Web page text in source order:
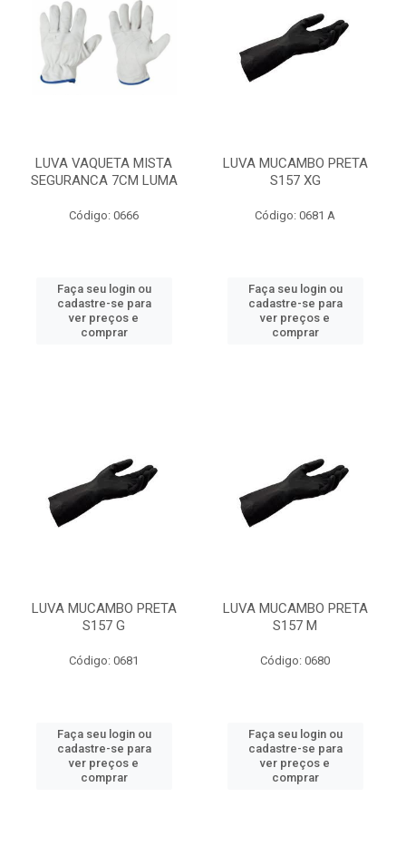
LUVA VAQUETA MISTA
SEGURANCA 7CM LUMA
Código: 0666
Faça seu login ou
cadastre-se para
ver preços e
comprar
LUVA MUCAMBO PRETA
S157 XG
Código: 0681 A
Faça seu login ou
cadastre-se para
ver preços e
comprar
LUVA MUCAMBO PRETA
S157 G
Código: 0681
Faça seu login ou
cadastre-se para
ver preços e
comprar
LUVA MUCAMBO PRETA
S157 M
Código: 0680
Faça seu login ou
cadastre-se para
ver preços e
comprar